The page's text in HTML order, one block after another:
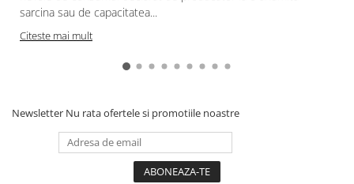
pendulare
Fierastraie circulare cu acumulator
Fierastraie electrice circulare de
sarcina sau de capacitatea...
Citeste mai mult
Newsletter Nu rata ofertele si promotiile noastre